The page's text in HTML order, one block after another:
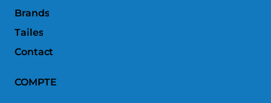
Brands
Tailes
Contact
COMPTE